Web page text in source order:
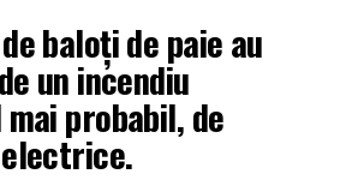
baloți de paie au
un incendiu
probabil, de